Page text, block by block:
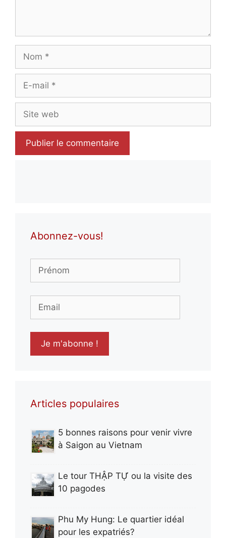
Nom
Site
web
Abonnez-vous!
Articles populaires
5 bonnes raisons pour venir vivre
à Saigon au Vietnam
Le tour THẬP TỰ ou la visite des
10 pagodes
Phu My Hung: Le quartier idéal
pour les expatriés?